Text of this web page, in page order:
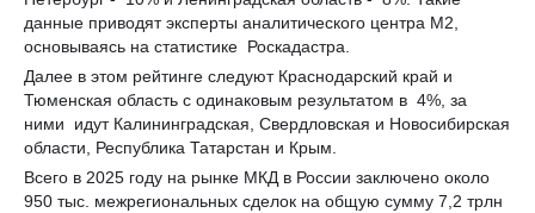
данные приводят эксперты аналитического центра М2,
основываясь на статистике Роскадастра.
Далее в этом рейтинге следуют Краснодарский край и
Тюменская область с одинаковым результатом в 4%, за
ними идут Калининградская, Свердловская и Новосибирская
области, Республика Татарстан и Крым.
Всего в 2025 году на рынке МКД в России заключено около
950 тыс. межрегиональных сделок на общую сумму 7,2 трлн